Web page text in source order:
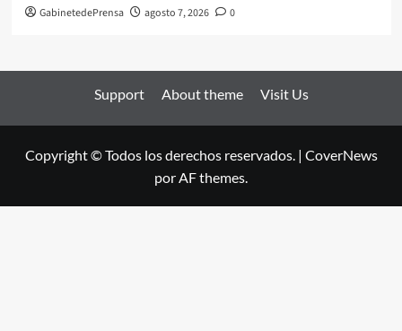
GabinetedePrensa agosto 7, 2026 0
Support About theme Visit Us
Copyright © Todos los derechos reservados. | CoverNews
por AF themes.